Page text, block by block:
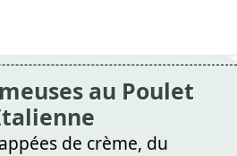
au Poulet
de crème, du